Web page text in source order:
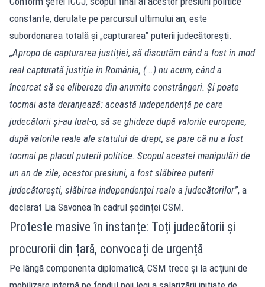
constante, derulate pe parcursul ultimului an, este
subordonarea totală și „capturarea” puterii judecătorești.
„Apropo de capturarea justiției, să discutăm când a fost în mod
real capturată justiția în România, (...) nu acum, când a
încercat să se elibereze din anumite constrângeri. Și poate
tocmai asta deranjează: această independență pe care
judecătorii și-au luat-o, să se ghideze după valorile europene,
după valorile reale ale statului de drept, se pare că nu a fost
tocmai pe placul puterii politice. Scopul acestei manipulări de
un an de zile, acestor presiuni, a fost slăbirea puterii
judecătorești, slăbirea independenței reale a judecătorilor”, a
declarat Lia Savonea în cadrul ședinței CSM.
Proteste masive în instanțe: Toți judecătorii și
procurorii din țară, convocați de urgență
Pe lângă componenta diplomatică, CSM trece și la acțiuni de